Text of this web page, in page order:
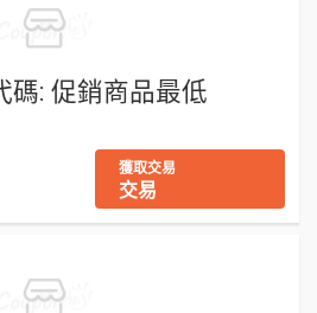
: 促銷商品最低
獲取交易
交易